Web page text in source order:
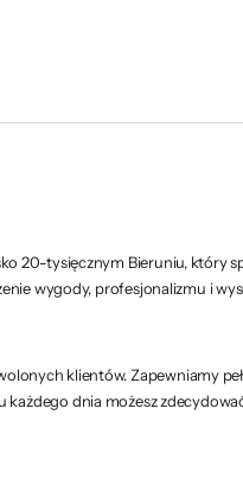
20-tysięcznym Bieruniu, który
wygody, profesjonalizmu i
klientów. Zapewniamy
każdego dnia możesz